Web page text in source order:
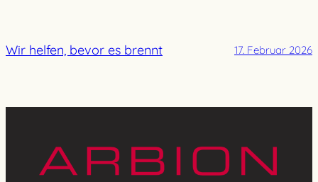
Wir helfen, bevor es brennt 17. Februar 2026